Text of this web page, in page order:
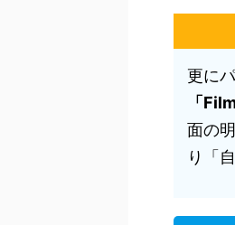
更に
「
面の
り「